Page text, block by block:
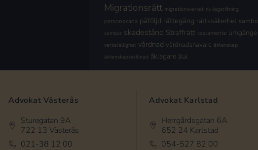
Migrationsrätt migrationsverket ny lagstiftning
personskada påföljd rättegång rättssäkerhet sambo
sambor skadestånd Straffrätt testamente umgänge
verkställighet vårdnad vårdnadshavare äktenskap
äktenskapsskillnad åklagare åtal
Advokat Västerås
Sturegatan 9A
722 13 Västerås
021-38 12 00
Advokat Karlstad
Herrgårdsgatan 6A
652 24 Karlstad
054-527 82 00